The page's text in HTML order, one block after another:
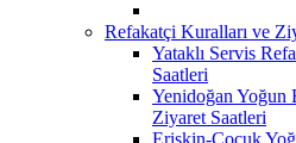
Refakatçi Kuralları ve
Yataklı Servis
Saatleri
Yenidoğan Yoğun
Ziyaret Saatleri
Erişkin-Çocuk